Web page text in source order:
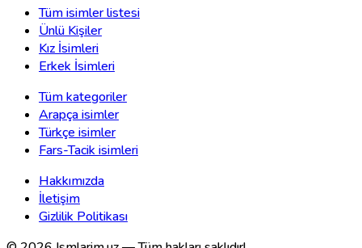
Tüm isimler listesi
Ünlü Kişiler
Kız İsimleri
Erkek İsimleri
Tüm kategoriler
Arapça isimler
Türkçe isimler
Fars-Tacik isimleri
Hakkımızda
İletişim
Gizlilik Politikası